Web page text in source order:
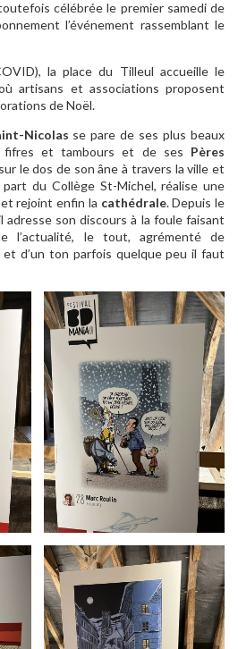
célébrée le premier samedi de
l’événement rassemblant le
la place du Tilleul accueille le
artisans et associations proposent
de Noël.
Nicolas se pare de ses plus beaux
fifres et tambours et de ses Pères
le dos de son âne à travers la ville et
du Collège St-Michel, réalise une
rejoint enfin la cathédrale. Depuis le
son discours à la foule faisant
l’actualité, le tout, agrémenté de
d’un ton parfois quelque peu il faut